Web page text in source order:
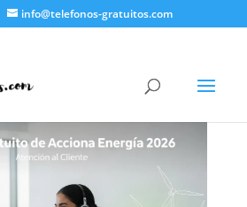
info@telefonos-gratuitos.com